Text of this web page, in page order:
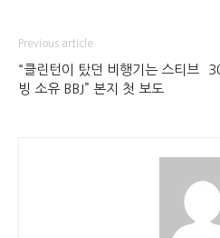
Previous article
“클린턴이 탔던 비행기는 스티브
빙 소유 BBJ” 본지 첫 보도